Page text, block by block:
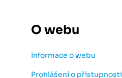
O webu
Informace o webu
Prohlášení o přístupnosti